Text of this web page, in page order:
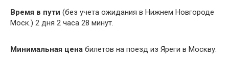
Время в пути (без учета ожидания в Нижнем Новгороде
Моск.) 2 дня 2 часа 28 минут.
Минимальная цена билетов на поезд из Яреги в Москву: